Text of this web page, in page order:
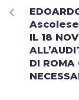
Ascolese,
IL 18
DI ROMA